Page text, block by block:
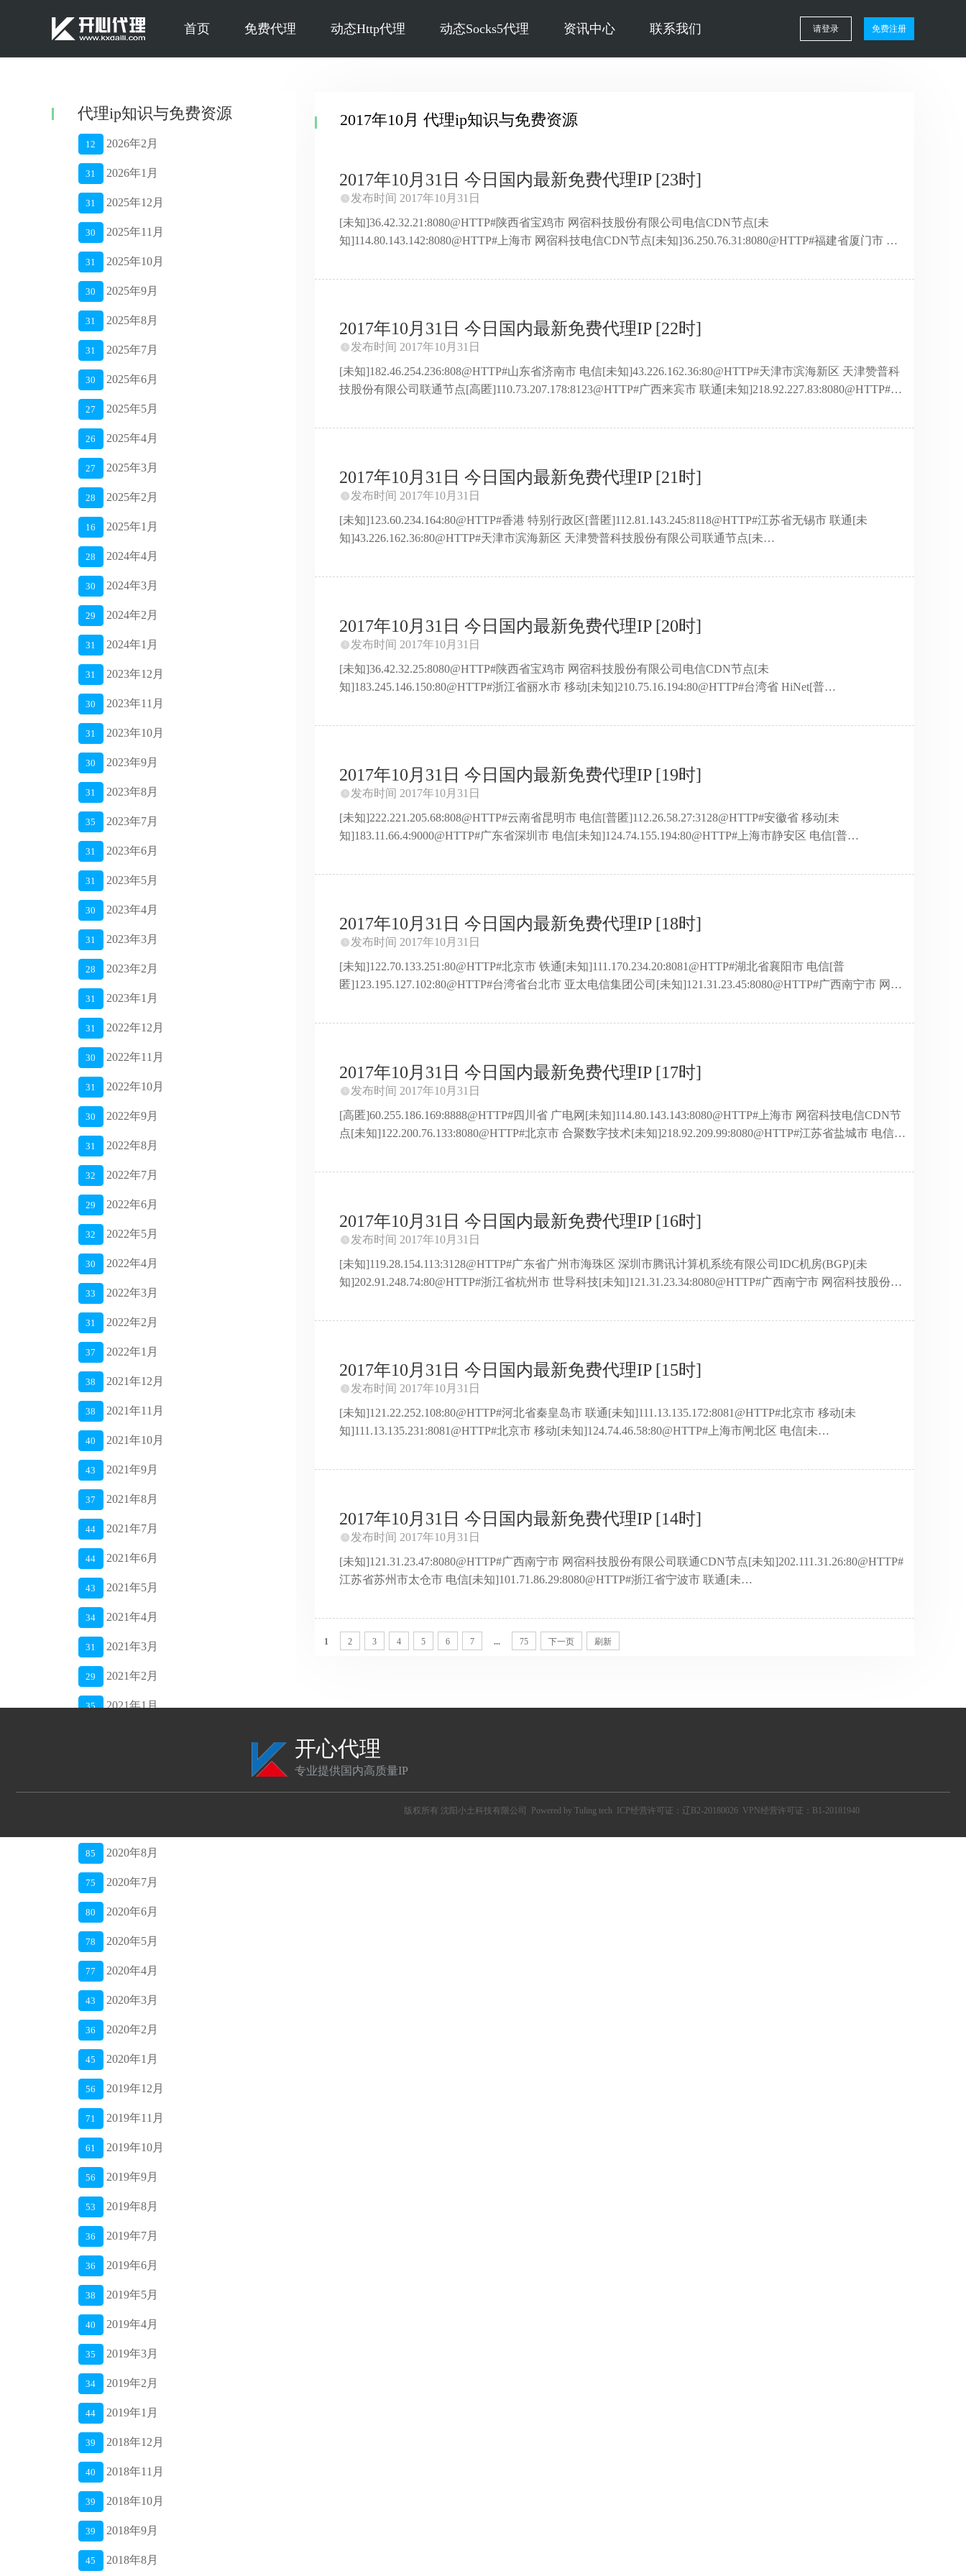
首页 免费代理 动态Http代理 动态Socks5代理 资讯中心 联系我们 请登录 免费注册
2017年10月 代理ip知识与免费资源
2017年10月31日 今日国内最新免费代理IP [23时]
发布时间 2017年10月31日
[未知]36.42.32.21:8080@HTTP#陕西省宝鸡市 网宿科技股份有限公司电信CDN节点[未
知]114.80.143.142:8080@HTTP#上海市 网宿科技电信CDN节点[未知]36.250.76.31:8080@HTTP#福建省厦门市 联
知]113.5.80.214:8080@HTTP#黑龙江省七台河市 网宿科技股份有限公司联通CDN节点[高
2017年10月31日 今日国内最新免费代理IP [22时]
发布时间 2017年10月31日
[未知]182.46.254.236:808@HTTP#山东省济南市 电信[未知]43.226.162.36:80@HTTP#天津市滨海新区 天津赞普科
技股份有限公司联通节点[高匿]110.73.207.178:8123@HTTP#广西来宾市 联通[未知]218.92.227.83:8080@HTTP#江
匿]111.155.116.201:8123@HTTP#北京市 北京北方星辰信息技术有限责任公司铁通数据中心[未
2017年10月31日 今日国内最新免费代理IP [21时]
发布时间 2017年10月31日
[未知]123.60.234.164:80@HTTP#香港 特别行政区[普匿]112.81.143.245:8118@HTTP#江苏省无锡市 联通[未
知]43.226.162.36:80@HTTP#天津市滨海新区 天津赞普科技股份有限公司联通节点[未
匿]123.232.126.82:8118@HTTP#山东省济南市 联通[未知]111.13.65.243:80@HTTP#广东省 中国移动CMNET互联网
2017年10月31日 今日国内最新免费代理IP [20时]
发布时间 2017年10月31日
[未知]36.42.32.25:8080@HTTP#陕西省宝鸡市 网宿科技股份有限公司电信CDN节点[未
知]183.245.146.150:80@HTTP#浙江省丽水市 移动[未知]210.75.16.194:80@HTTP#台湾省 HiNet[普
电信CDN节点[未知]202.171.255.157:80@HTTP#澳门 Macauweb公司[高匿]121.31.102.132:8123@HTTP#广西防城
2017年10月31日 今日国内最新免费代理IP [19时]
发布时间 2017年10月31日
[未知]222.221.205.68:808@HTTP#云南省昆明市 电信[普匿]112.26.58.27:3128@HTTP#安徽省 移动[未
知]183.11.66.4:9000@HTTP#广东省深圳市 电信[未知]124.74.155.194:80@HTTP#上海市静安区 电信[普
知]36.42.32.24:8080@HTTP#陕西省宝鸡市 网宿科技股份有限公司电信CDN节点[未知]218.4.242.102:80@HTTP#江
2017年10月31日 今日国内最新免费代理IP [18时]
发布时间 2017年10月31日
[未知]122.70.133.251:80@HTTP#北京市 铁通[未知]111.170.234.20:8081@HTTP#湖北省襄阳市 电信[普
匿]123.195.127.102:80@HTTP#台湾省台北市 亚太电信集团公司[未知]121.31.23.45:8080@HTTP#广西南宁市 网宿
苏州市 电信[未知]180.97.61.78:80@HTTP#江苏省苏州市 北京奇虎科技有限公司电信CDN节点[未
2017年10月31日 今日国内最新免费代理IP [17时]
发布时间 2017年10月31日
[高匿]60.255.186.169:8888@HTTP#四川省 广电网[未知]114.80.143.143:8080@HTTP#上海市 网宿科技电信CDN节
点[未知]122.200.76.133:8080@HTTP#北京市 合聚数字技术[未知]218.92.209.99:8080@HTTP#江苏省盐城市 电信
数据中心[未知]183.224.12.14:80@HTTP#云南省 移动[未知]218.92.220.15:8080@HTTP#江苏省盐城市 网宿科技电
2017年10月31日 今日国内最新免费代理IP [16时]
发布时间 2017年10月31日
[未知]119.28.154.113:3128@HTTP#广东省广州市海珠区 深圳市腾讯计算机系统有限公司IDC机房(BGP)[未
知]202.91.248.74:80@HTTP#浙江省杭州市 世导科技[未知]121.31.23.34:8080@HTTP#广西南宁市 网宿科技股份有
知]111.47.220.60:8081@HTTP#湖北省 移动[未知]211.20.112.85:80@HTTP#台湾省 中华电信(HiNet)[普
2017年10月31日 今日国内最新免费代理IP [15时]
发布时间 2017年10月31日
[未知]121.22.252.108:80@HTTP#河北省秦皇岛市 联通[未知]111.13.135.172:8081@HTTP#北京市 移动[未
知]111.13.135.231:8081@HTTP#北京市 移动[未知]124.74.46.58:80@HTTP#上海市闸北区 电信[未
据中心[未知]218.92.220.59:8080@HTTP#江苏省盐城市 网宿科技电信CDN节点[未知]111.6.185.29:8081@HTTP#河
2017年10月31日 今日国内最新免费代理IP [14时]
发布时间 2017年10月31日
[未知]121.31.23.47:8080@HTTP#广西南宁市 网宿科技股份有限公司联通CDN节点[未知]202.111.31.26:80@HTTP#
江苏省苏州市太仓市 电信[未知]101.71.86.29:8080@HTTP#浙江省宁波市 联通[未
学[未知]112.74.83.129:80@HTTP#广东省深圳市 阿里云BGP数据中心[未知]112.124.23.110:80@HTTP#浙江省杭州
市 阿里云BGP数据中心[未知]159.226.225.140:80@HTTP#北京市 科技网[未知]58.32.234.26:80@HTT ...
1 2 3 4 5 6 7 ... 75 下一页 刷新
代理ip知识与免费资源
12 2026年2月
31 2026年1月
31 2025年12月
30 2025年11月
31 2025年10月
30 2025年9月
31 2025年8月
31 2025年7月
30 2025年6月
27 2025年5月
26 2025年4月
27 2025年3月
28 2025年2月
16 2025年1月
28 2024年4月
30 2024年3月
29 2024年2月
31 2024年1月
31 2023年12月
30 2023年11月
31 2023年10月
30 2023年9月
31 2023年8月
35 2023年7月
31 2023年6月
31 2023年5月
30 2023年4月
31 2023年3月
28 2023年2月
31 2023年1月
31 2022年12月
30 2022年11月
31 2022年10月
30 2022年9月
31 2022年8月
32 2022年7月
29 2022年6月
32 2022年5月
30 2022年4月
33 2022年3月
31 2022年2月
37 2022年1月
38 2021年12月
38 2021年11月
40 2021年10月
43 2021年9月
37 2021年8月
44 2021年7月
44 2021年6月
43 2021年5月
34 2021年4月
31 2021年3月
29 2021年2月
35 2021年1月
48 2020年10月
85 2020年8月
75 2020年7月
80 2020年6月
78 2020年5月
77 2020年4月
43 2020年3月
36 2020年2月
45 2020年1月
56 2019年12月
71 2019年11月
61 2019年10月
56 2019年9月
53 2019年8月
36 2019年7月
36 2019年6月
38 2019年5月
40 2019年4月
35 2019年3月
34 2019年2月
44 2019年1月
39 2018年12月
40 2018年11月
39 2018年10月
39 2018年9月
45 2018年8月
开心代理
专业提供国内高质量IP
版权所有 沈阳小土科技有限公司 Powered by Tuling tech ICP经营许可证：辽B2-20180026VPN经营许可证：B1-20181940